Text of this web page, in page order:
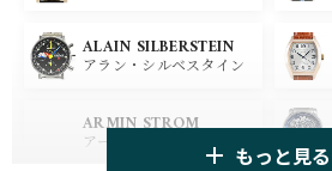
BLANCPAIN
ブランパン
HUBLOT
ウブロ
ALAIN SILBERSTEIN
アラン・シルベスタイン
ARMIN STROM
アーミン・シュトローム
もっと見る